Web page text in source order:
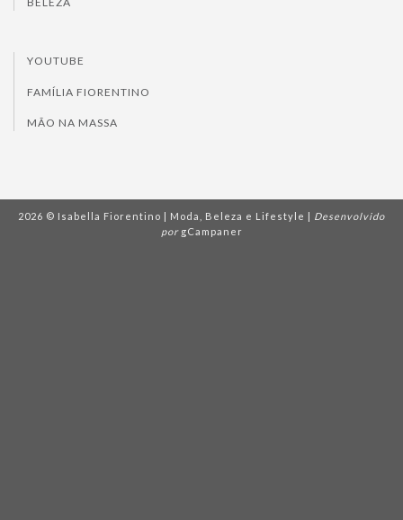
YOUTUBE
FAMÍLIA FIORENTINO
MÃO NA MASSA
2026 © Isabella Fiorentino | Moda, Beleza e Lifestyle | Desenvolvido
por gCampaner